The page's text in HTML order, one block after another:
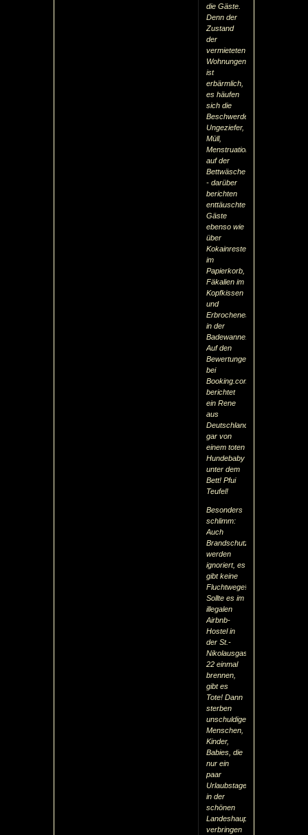
die Gäste.
Denn der
Zustand
der
vermieteten
Wohnungen
ist
erbärmlich,
es häufen
sich die
Beschwerden:
Ungeziefer,
Müll,
Menstruationsflecken
auf der
Bettwäsche
- darüber
berichten
enttäuschte
Gäste
ebenso wie
über
Kokainreste
im
Papierkorb,
Fäkalien im
Kopfkissen
und
Erbrochenes
in der
Badewanne.
Auf den
Bewertungen
bei
Booking.com
berichtet
ein Rene
aus
Deutschland
gar von
einem toten
Hundebaby
unter dem
Bett! Pfui
Teufel!
Besonders
schlimm:
Auch
Brandschutzbestimmungen
werden
ignoriert, es
gibt keine
Fluchtwege!
Sollte es im
illegalen
Airbnb-
Hostel in
der St.-
Nikolausgasse
22 einmal
brennen,
gibt es
Tote! Dann
sterben
unschuldige
Menschen,
Kinder,
Babies, die
nur ein
paar
Urlaubstage
in der
schönen
Landeshauptstadt
verbringen